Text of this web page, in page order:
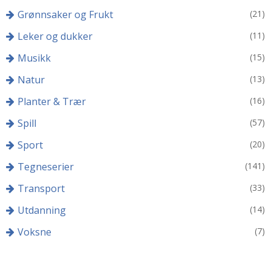
Grønnsaker og Frukt (21)
Leker og dukker (11)
Musikk (15)
Natur (13)
Planter & Trær (16)
Spill (57)
Sport (20)
Tegneserier (141)
Transport (33)
Utdanning (14)
Voksne (7)